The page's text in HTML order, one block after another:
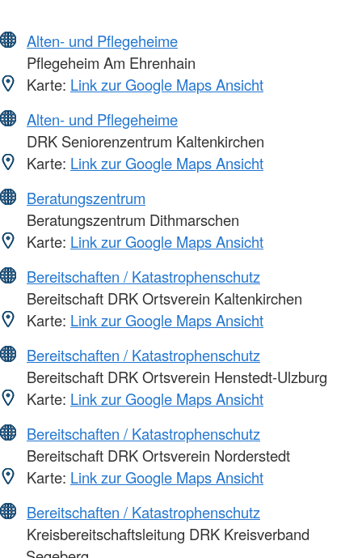
Alten- und Pflegeheime
Pflegeheim Am Ehrenhain
Karte: Link zur Google Maps Ansicht
Alten- und Pflegeheime
DRK Seniorenzentrum Kaltenkirchen
Karte: Link zur Google Maps Ansicht
Beratungszentrum
Beratungszentrum Dithmarschen
Karte: Link zur Google Maps Ansicht
Bereitschaften / Katastrophenschutz
Bereitschaft DRK Ortsverein Kaltenkirchen
Karte: Link zur Google Maps Ansicht
Bereitschaften / Katastrophenschutz
Bereitschaft DRK Ortsverein Henstedt-Ulzburg
Karte: Link zur Google Maps Ansicht
Bereitschaften / Katastrophenschutz
Bereitschaft DRK Ortsverein Norderstedt
Karte: Link zur Google Maps Ansicht
Bereitschaften / Katastrophenschutz
Kreisbereitschaftsleitung DRK Kreisverband